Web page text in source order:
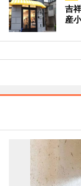
吉
産